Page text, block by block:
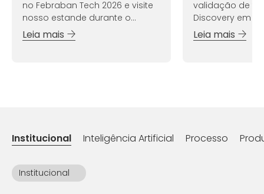
no Febraban Tech 2026 e visite
nosso estande durante o
evento!
Leia mais
validação de
Discovery em
Leia mais
Institucional
Institucional Inteligência Artificial Processo